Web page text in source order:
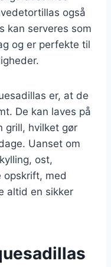
også
kan serveres som
og er perfekte til
er, at de
De kan laves på
grill, hvilket gør
Uanset om
ost,
opskrift, med
altid en sikker